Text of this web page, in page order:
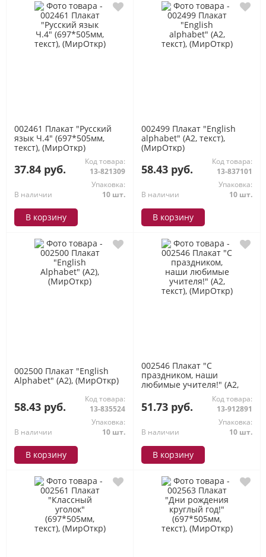
002461 Плакат "Русский
язык Ч.4" (697*505мм,
текст), (МирОткр)
37.84 руб.
Код товара:
13-821309
В наличии
Упаковка:
10 шт.
В корзину
002499 Плакат "English
alphabet" (А2, текст),
(МирОткр)
58.43 руб.
Код товара:
13-837101
В наличии
Упаковка:
10 шт.
В корзину
002500 Плакат "English
Alphabet" (А2), (МирОткр)
58.43 руб.
Код товара:
13-835524
В наличии
Упаковка:
10 шт.
В корзину
002546 Плакат "С
праздником, наши
любимые учителя!" (А2,
51.73 руб.
Код товара:
13-912891
В наличии
Упаковка:
10 шт.
В корзину